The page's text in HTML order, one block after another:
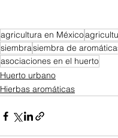
agricultura en México
siembrasiembra de
asociaciones en el huerto
Huerto urbano
Hierbas aromáticas